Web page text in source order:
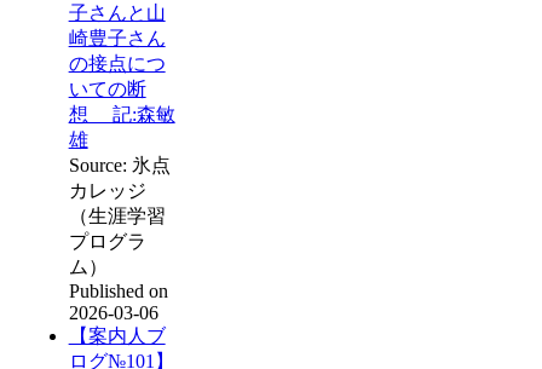
子さんと山
崎豊子さん
の接点につ
いての断
想 記:森敏
雄
Source: 氷点
カレッジ
（生涯学習
プログラ
ム）
Published on
2026-03-06
【案内人ブ
ログ№101】